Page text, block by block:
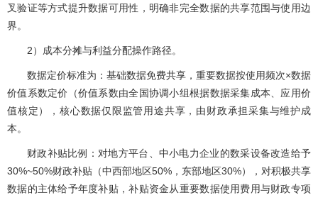
叉验证等方式提升数据可用性，明确非完全数据的共享范围与使用边
界。
2）成本分摊与利益分配操作路径。
数据定价标准为：基础数据免费共享，重要数据按使用频次×数据
价值系数定价（价值系数由全国协调小组根据数据采集成本、应用价
值核定），核心数据仅限监管用途共享，由财政承担采集与维护成
本。
财政补贴比例：对地方平台、中小电力企业的数采设备改造给予
30%~50%财政补贴（中西部地区50%，东部地区30%），对积极共享
数据的主体给予年度补贴，补贴资金从重要数据使用费用与财政专项